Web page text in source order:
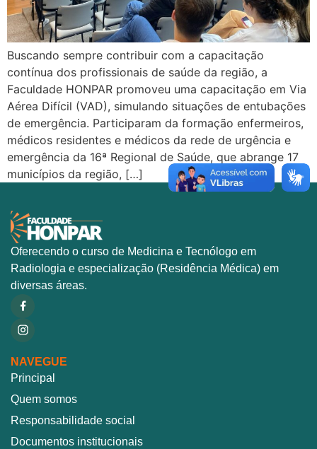
Buscando sempre contribuir com a capacitação
contínua dos profissionais de saúde da região, a
Faculdade HONPAR promoveu uma capacitação em Via
Aérea Difícil (VAD), simulando situações de entubações
de emergência. Participaram da formação enfermeiros,
médicos residentes e médicos da rede de urgência e
emergência da 16ª Regional de Saúde, que abrange 17
municípios da região, […]
Oferecendo o curso de Medicina e Tecnólogo em
Radiologia e especialização (Residência Médica) em
diversas áreas.
NAVEGUE
Principal
Quem somos
Responsabilidade social
Documentos institucionais